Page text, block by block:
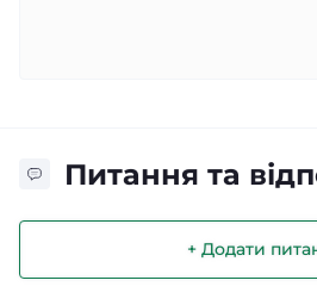
Питання та
+ Додати